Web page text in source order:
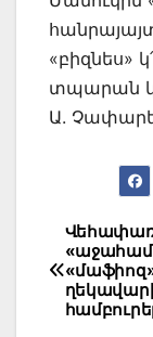
«բիզնես»
տպարան
Ա.
Post